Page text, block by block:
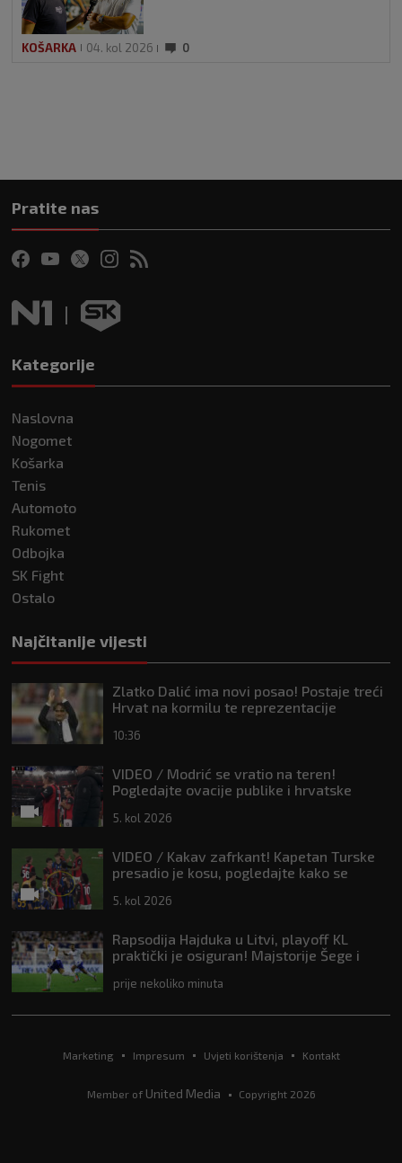
KOŠARKA 04. kol 2026 0
Pratite nas
Kategorije
Naslovna
Nogomet
Košarka
Tenis
Automoto
Rukomet
Odbojka
SK Fight
Ostalo
Najčitanije vijesti
Zlatko Dalić ima novi posao! Postaje treći
Hrvat na kormilu te reprezentacije
10:36
VIDEO / Modrić se vratio na teren!
Pogledajte ovacije publike i hrvatske
5. kol 2026
VIDEO / Kakav zafrkant! Kapetan Turske
presadio je kosu, pogledajte kako se
5. kol 2026
Rapsodija Hajduka u Litvi, playoff KL
praktički je osiguran! Majstorije Šege i
prije nekoliko minuta
Marketing Impresum Uvjeti korištenja Kontakt
Member of United Media Copyright 2026